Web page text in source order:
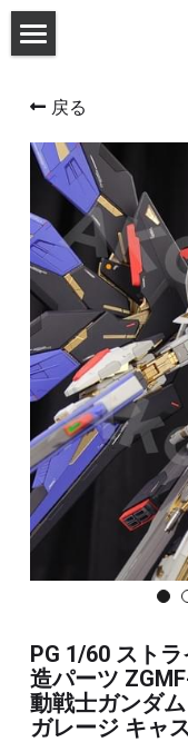
改造キット (MG
改造キット (PG/
デカール
FAガール/メガ
FAガール/メガ
布服 着物
3Mサンディン
その他/ツール
FAQ /配送ポリ
お問い合わせ
利用規約
戻る
PG 1/60 スト
造パーツ
動戦士ガンダム
ガレージ キャ
すべてのカテゴ
メタルパーツ
MG と 1/100 改
PG RG HG SD
フレームアー
パーツ
フレームアーム
済パーツ
布服 着物
3Mサンディン
デカール